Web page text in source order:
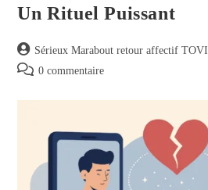
Un Rituel Puissant
Sérieux Marabout retour affectif TOVI
0 commentaire